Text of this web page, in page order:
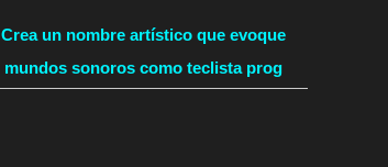
Crea un nombre artístico que evoque
mundos sonoros como teclista prog